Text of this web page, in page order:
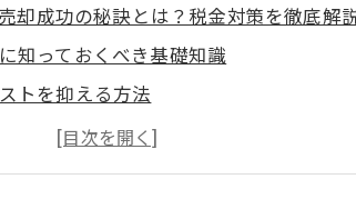
却成功の秘訣とは？税金対策を徹底解
知っておくべき基礎知識
トを抑える方法
度を最大限に活用する
売却をスムーズに